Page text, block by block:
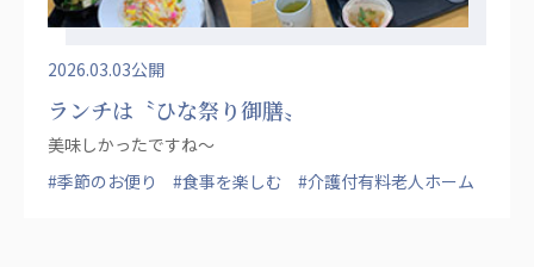
2026.03.03公開
ランチは〝ひな祭り御膳〟
美味しかったですね〜
#季節のお便り
#食事を楽しむ #介護付有料老人ホーム